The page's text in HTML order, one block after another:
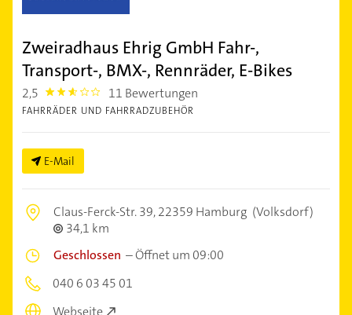
Zweiradhaus Ehrig GmbH Fahr-,
Transport-, BMX-, Rennräder, E-Bikes
2,5 2.5 11 Bewertungen
FAHRRÄDER UND FAHRRADZUBEHÖR
E-Mail
Claus-Ferck-Str. 39,22359 Hamburg (Volksdorf)
34,1 km
Geschlossen –Öffnet um 09:00
040 6 03 45 01